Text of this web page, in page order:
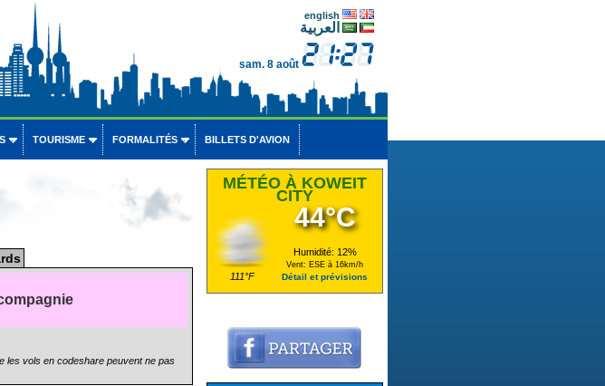
english
العربية
sam. 8 août
TOURISME FORMALITÉS BILLETS D'AVION
les vols en codeshare peuvent ne pas
MÉTÉO À KOWEIT
CITY
111°F
44°C
Humidité: 12%
Vent: ESE à 16km/h
Détail et prévisions